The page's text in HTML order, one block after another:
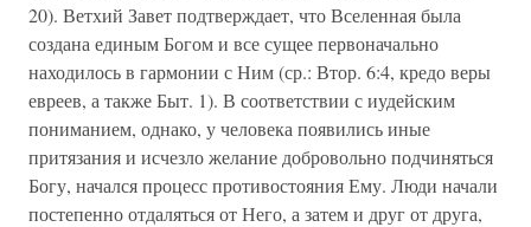
20). Ветхий Завет подтверждает, что Вселенная была
создана единым Богом и все сущее первоначально
находилось в гармонии с Ним (ср.: Втор. 6:4, кредо веры
евреев, а также Быт. 1). В соответствии с иудейским
пониманием, однако, у человека появились иные
притязания и исчезло желание добровольно подчиняться
Богу, начался процесс противостояния Ему. Люди начали
постепенно отдаляться от Него, а затем и друг от друга,